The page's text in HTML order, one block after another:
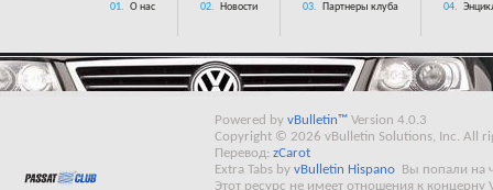
01. О нас 02. Новости 03. Партнеры клуба 04.
Powered by vBulletin™ Version 4.0.3
Copyright © 2026 vBulletin Solutions, Inc. All
Перевод: zCarot
Extra Tabs by vBulletin Hispano
Вы попали на
Этот ресурс не имеет отношения к концерну